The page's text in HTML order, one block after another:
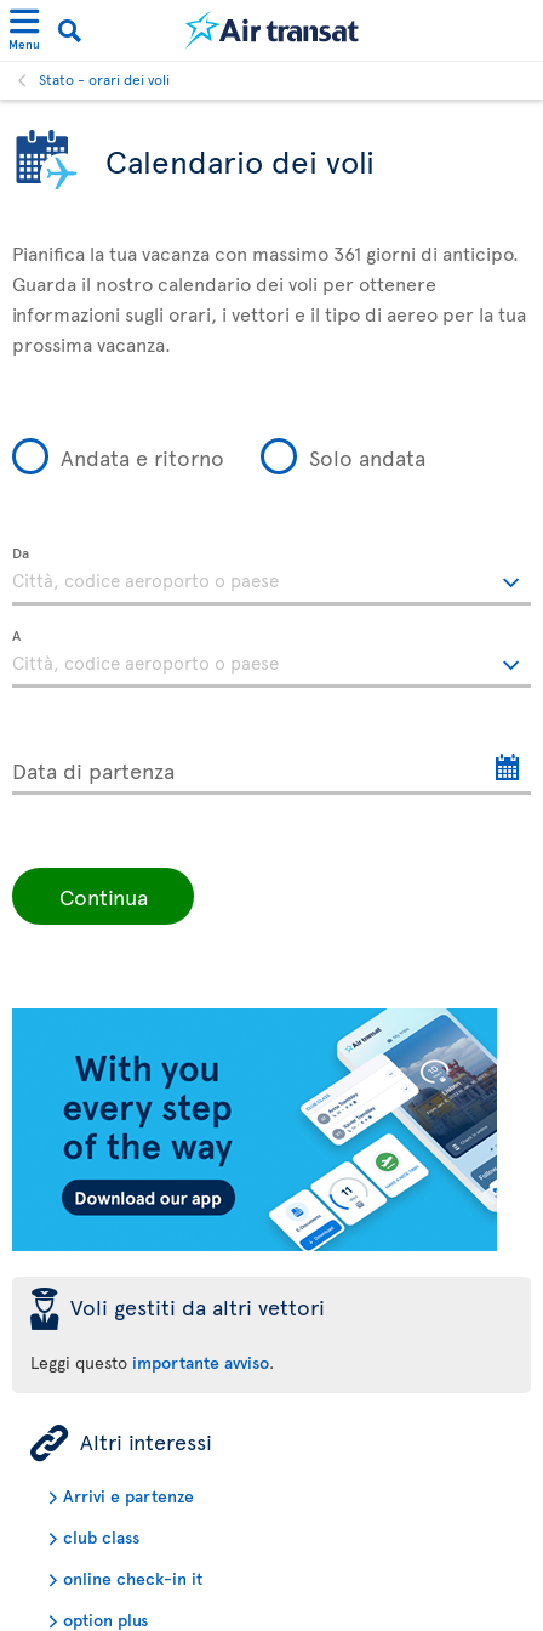
Menu
Stato - orari dei voli
Calendario dei voli
Pianifica la tua vacanza con massimo 361 giorni di anticipo.
Guarda il nostro calendario dei voli per ottenere
informazioni sugli orari, i vettori e il tipo di aereo per la tua
prossima vacanza.
Andata e ritorno Solo andata
Da
A
Data di partenza
Continua
þ Voli gestiti da altri vettori
Leggi questo importante avviso.
ÿ Altri interessi
Arrivi e partenze
club class
online check-in it
option plus